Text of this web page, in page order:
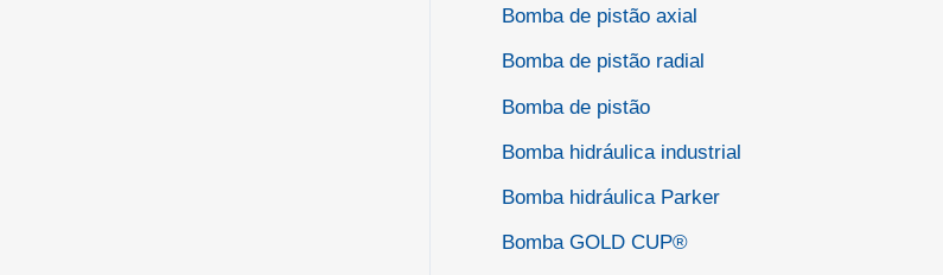
Bomba de pistão axial
Bomba de pistão radial
Bomba de pistão
Bomba hidráulica industrial
Bomba hidráulica Parker
Bomba GOLD CUP®